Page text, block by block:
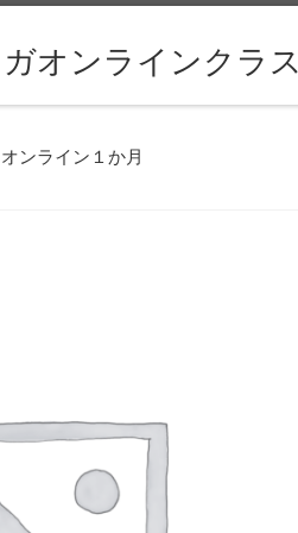
オンラインクラス
オンライン１か月